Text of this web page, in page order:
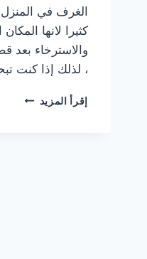
الغرف في المنزل
كثيرا لانها
والاسترخاء بعد
، لذلك إذا كنت
إقرأ المزيد احدث